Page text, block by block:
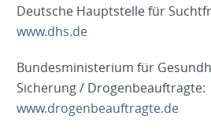
Deutsche Hauptstelle für
www.dhs.de
Bundesministerium für
Sicherung / Drogenbeauftragte:
www.drogenbeauftragte.de